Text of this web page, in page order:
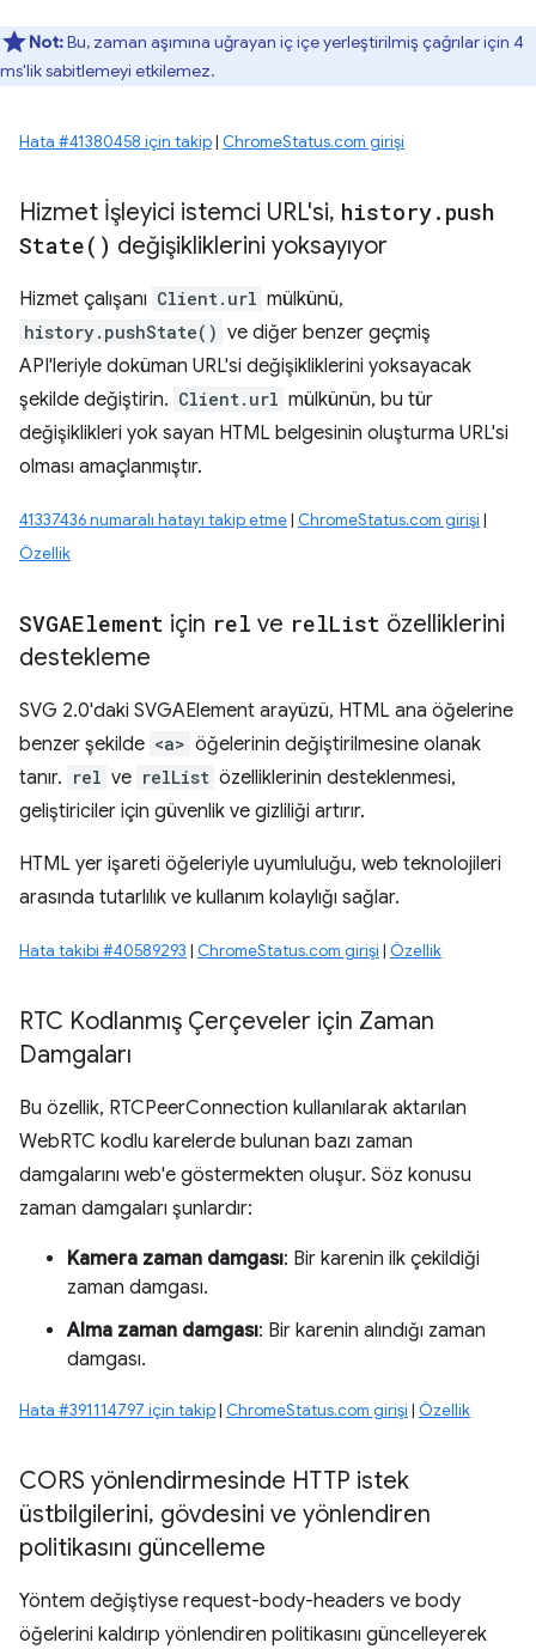
Not:Bu, zaman aşımına uğrayan iç içe yerleştirilmiş çağrılar için 4
ms'lik sabitlemeyi etkilemez.
Hata #41380458 için takip| ChromeStatus.com girişi
Hizmet İşleyici istemci URL'si, history. push
State( ) değişikliklerini yoksayıyor
Hizmet çalışanı Client.url mülkünü,
history.pushState() ve diğer benzer geçmiş
API'leriyle doküman URL'si değişikliklerini yoksayacak
şekilde değiştirin. Client.url mülkünün, bu tür
değişiklikleri yok sayan HTML belgesinin oluşturma URL'si
olması amaçlanmıştır.
41337436 numaralı hatayı takip etme| ChromeStatus.com girişi |
Özellik
SVGAElement için rel ve relList özelliklerini
destekleme
SVG 2.0'daki SVGAElement arayüzü, HTML ana öğelerine
benzer şekilde <a> öğelerinin değiştirilmesine olanak
tanır. rel ve relList özelliklerinin desteklenmesi,
geliştiriciler için güvenlik ve gizliliği artırır.
HTML yer işareti öğeleriyle uyumluluğu, web teknolojileri
arasında tutarlılık ve kullanım kolaylığı sağlar.
Hata takibi #40589293 | ChromeStatus.com girişi | Özellik
RTC Kodlanmış Çerçeveler için Zaman
Damgaları
Bu özellik, RTCPeerConnection kullanılarak aktarılan
WebRTC kodlu karelerde bulunan bazı zaman
damgalarını web'e göstermekten oluşur. Söz konusu
zaman damgaları şunlardır:
Kamera zaman damgası: Bir karenin ilk çekildiği
zaman damgası.
Alma zaman damgası: Bir karenin alındığı zaman
damgası.
Hata #391114797 için takip| ChromeStatus.com girişi | Özellik
CORS yönlendirmesinde HTTP istek
üstbilgilerini, gövdesini ve yönlendiren
politikasını güncelleme
Yöntem değiştiyse request-body-headers ve body
öğelerini kaldırıp yönlendiren politikasını güncelleyerek